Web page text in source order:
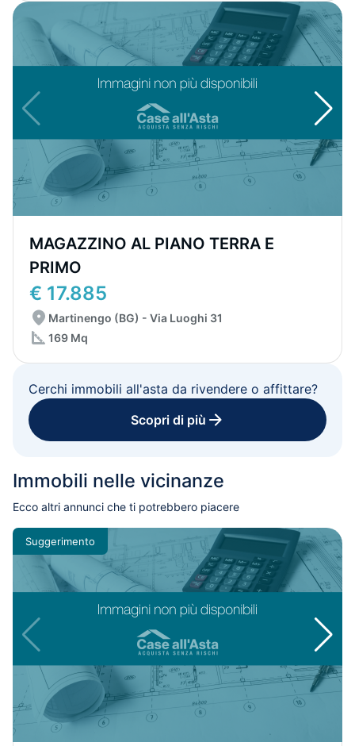
MAGAZZINO AL PIANO TERRA E
PRIMO
€ 17.885
Martinengo (BG) - Via Luoghi 31
169 Mq
Cerchi immobili all'asta da rivendere o affittare?
Scopri di più
Immobili nelle vicinanze
Ecco altri annunci che ti potrebbero piacere
Suggerimento